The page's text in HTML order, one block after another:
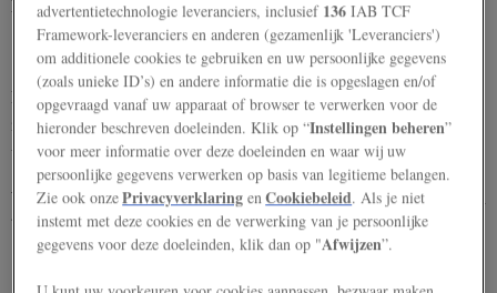
Deze klachtenprocedure bevat informatie over hoe u uw klacht kunt
indienen en binnen welke termijn u een reactie van ons kunt
verwachten.
Wij nemen elke klacht serieus en streven er dan ook naar om tot een
bevredigende oplossing te komen.
advertentietechnologie leveranciers, inclusief 136 IAB TCF
Framework-leveranciers en anderen (gezamenlijk 'Leveranciers')
om additionele cookies te gebruiken en uw persoonlijke gegevens
(zoals unieke ID’s) en andere informatie die is opgeslagen en/of
opgevraagd vanaf uw apparaat of browser te verwerken voor de
hieronder beschreven doeleinden. Klik op “Instellingen beheren”
voor meer informatie over deze doeleinden en waar wij uw
persoonlijke gegevens verwerken op basis van legitieme belangen.
Zie ook onzePrivacyverklaring enCookiebeleid. Als je niet
instemt met deze cookies en de verwerking van je persoonlijke
gegevens voor deze doeleinden, klik dan op "Afwijzen”.